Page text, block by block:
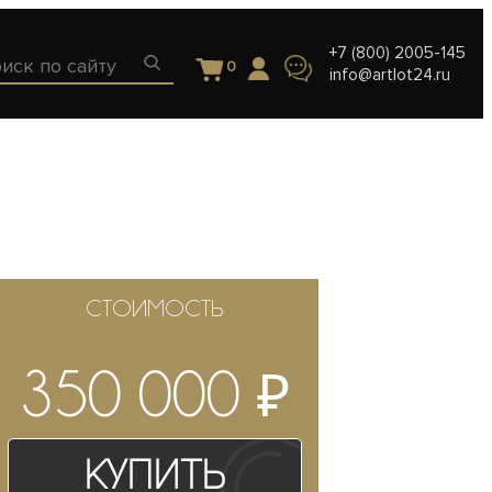
0
+7 (800) 2005-145
info@artlot24.ru
СТОИМОСТЬ
350 000 ₽
Купить